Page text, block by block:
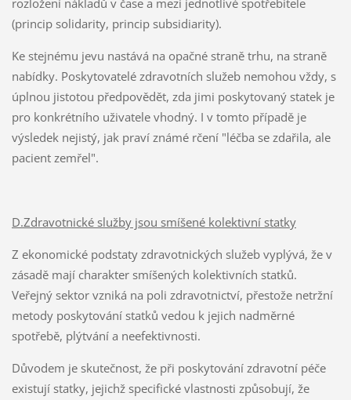
rozložení nákladů v čase a mezi jednotlivé spotřebitele
(princip solidarity, princip subsidiarity).
Ke stejnému jevu nastává na opačné straně trhu, na straně
nabídky. Poskytovatelé zdravotních služeb nemohou vždy, s
úplnou jistotou předpovědět, zda jimi poskytovaný statek je
pro konkrétního uživatele vhodný. I v tomto případě je
výsledek nejistý, jak praví známé rčení "léčba se zdařila, ale
pacient zemřel".
D.Zdravotnické služby jsou smíšené kolektivní statky
Z ekonomické podstaty zdravotnických služeb vyplývá, že v
zásadě mají charakter smíšených kolektivních statků.
Veřejný sektor vzniká na poli zdravotnictví, přestože netržní
metody poskytování statků vedou k jejich nadměrné
spotřebě, plýtvání a neefektivnosti.
Důvodem je skutečnost, že při poskytování zdravotní péče
existují statky, jejichž specifické vlastnosti způsobují, že